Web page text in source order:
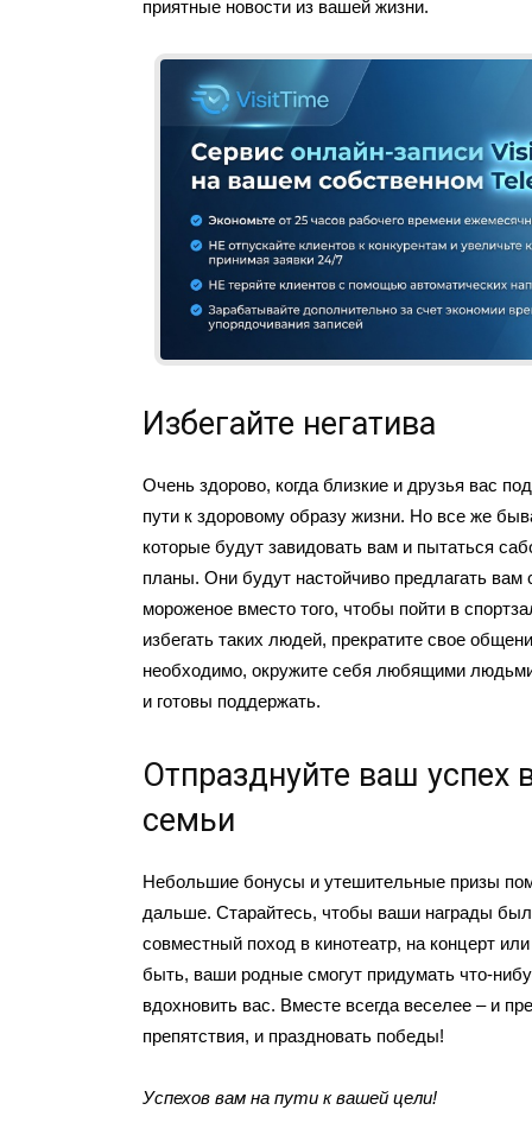
приятные новости из вашей жизни.
Избегайте негатива
Очень здорово, когда близкие и друзья вас
пути к здоровому образу жизни. Но все же
которые будут завидовать вам и пытаться
планы. Они будут настойчиво предлагать вам
мороженое вместо того, чтобы пойти в
избегать таких людей, прекратите свое
необходимо, окружите себя любящими
и готовы поддержать.
Отпразднуйте ваш успех
семьи
Небольшие бонусы и утешительные призы
дальше. Старайтесь, чтобы ваши награды
совместный поход в кинотеатр, на концерт
быть, ваши родные смогут придумать что-
вдохновить вас. Вместе всегда веселее – и
препятствия, и праздновать победы!
Успехов вам на пути к вашей цели!